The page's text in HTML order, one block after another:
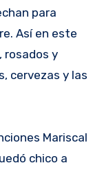
para
Así en este
rosados y
cervezas y las
Mariscal
chico a